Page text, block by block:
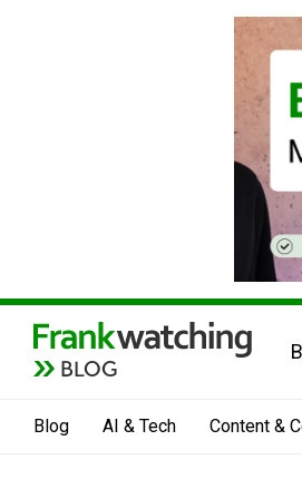
BLOG
Blog AI & Tech Content &